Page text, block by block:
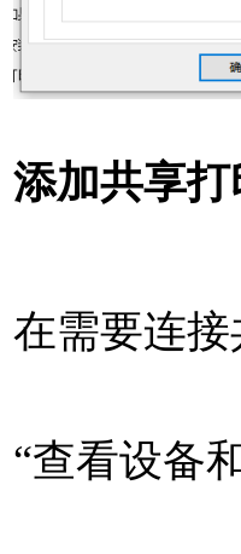
添加共享打
在需要连
“查看设备